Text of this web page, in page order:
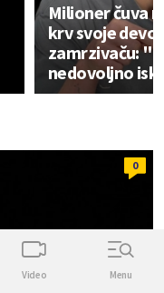
Milioner čuva
krv svoje
zamrzivaču:
nedovoljno
0
Video Menu